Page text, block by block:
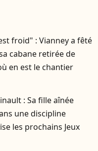
froid" : Vianney a fêté
cabane retirée de
en est le chantier
: Sa fille aînée
une discipline
les prochains Jeux